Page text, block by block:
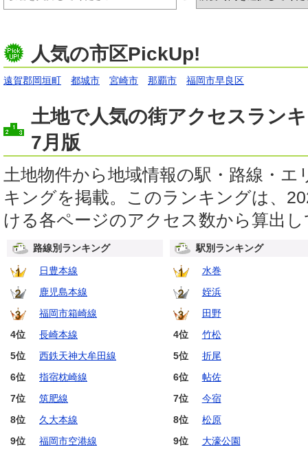
人気の市区PickUp!
遠賀郡岡垣町 都城市 宮崎市 那覇市 福岡市早良区
土地で人気の街アクセスラン
7月版
土地物件から地域情報の駅・路線・
キングを掲載。このランキングは、
ける各ページのアクセス数から算出
路線別ランキング
日豊本線
鹿児島本線
福岡市箱崎線
4位
長崎本線
5位
西鉄天神大牟田線
6位
指宿枕崎線
7位
筑肥線
8位
久大本線
9位
福岡市空港線
駅別ランキング
水巻
姪浜
田野
4位
竹松
5位
折尾
6位
帖佐
7位
今宿
8位
松原
9位
大濠公園